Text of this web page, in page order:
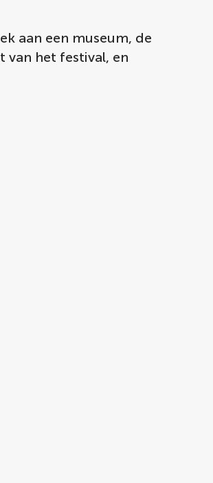
aan een museum, de
van het festival, en